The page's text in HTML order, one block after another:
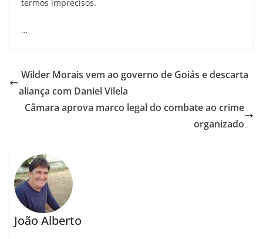
termos imprecisos.
…
Wilder Morais vem ao governo de Goiás e descarta
aliança com Daniel Vilela
Câmara aprova marco legal do combate ao crime
organizado
João Alberto